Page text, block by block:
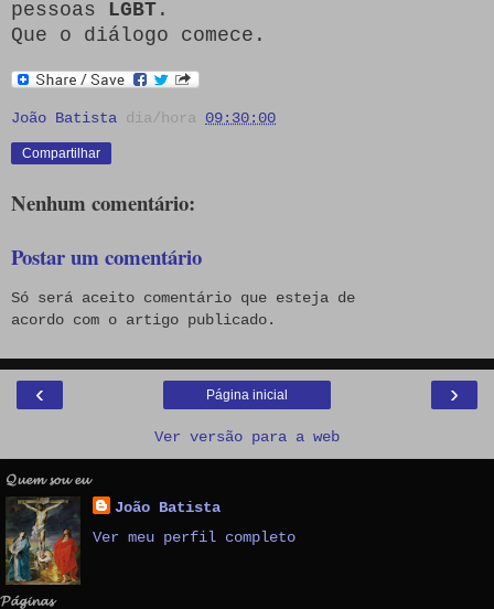
pessoas LGBT .
Que o diálogo comece.
João Batista dia/hora 09:30:00
Compartilhar
Nenhum comentário:
Postar um comentário
Só será aceito comentário que esteja de
acordo com o artigo publicado.
‹ ›
Página inicial
Ver versão para a web
𝓠𝓾𝓮𝓶 𝓼𝓸𝓾 𝓮𝓾
João Batista
Ver meu perfil completo
𝓟𝓪́𝓰𝓲𝓷𝓪𝓼